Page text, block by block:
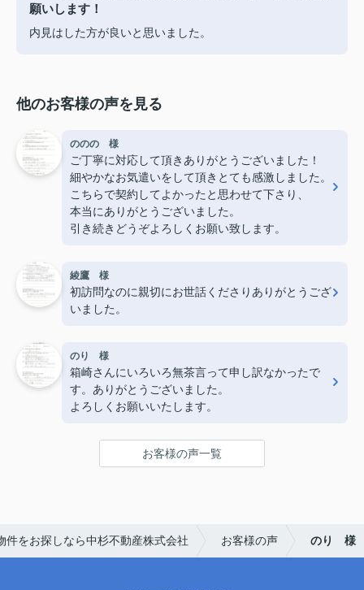
願いします！
内見はした方が良いと思いました。
他のお客様の声を見る
ののの 様
ご丁寧に対応して頂きありがとうございました！
細やかなお気遣いをして頂きとても感激しました。
こちらで契約してよかったと思わせて下さり、
本当にありがとうございました。
引き続きどうぞよろしくお願い致します。
綾鷹 様
初訪問なのに親切にお世話くださりありがとうござ
いました。
のり 様
箱崎さんにいろいろ無茶言って申し訳なかったで
す。ありがとうございました。
よろしくお願いいたします。
お客様の声一覧
件をお探しなら中杉不動産株式会社 お客様の声 のり 様